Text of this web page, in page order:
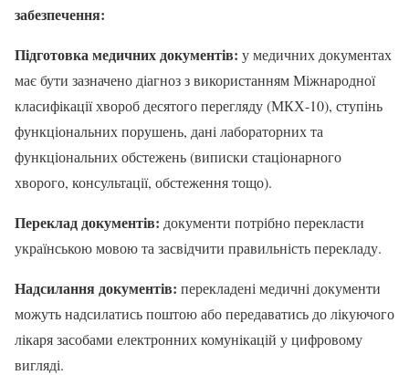
забезпечення:
Підготовка медичних документів: у медичних документах
має бути зазначено діагноз з використанням Міжнародної
класифікації хвороб десятого перегляду (МКХ-10), ступінь
функціональних порушень, дані лабораторних та
функціональних обстежень (виписки стаціонарного
хворого, консультації, обстеження тощо).
Переклад документів: документи потрібно перекласти
українською мовою та засвідчити правильність перекладу.
Надсилання документів: перекладені медичні документи
можуть надсилатись поштою або передаватись до лікуючого
лікаря засобами електронних комунікацій у цифровому
вигляді.